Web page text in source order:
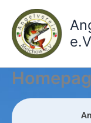
Inhalt
springen